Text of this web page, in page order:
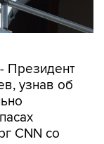
Президент
CNN со